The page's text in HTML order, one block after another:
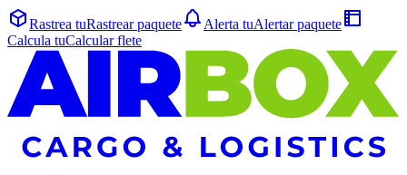
Rastrea tuRastrearpaquete Alerta tuAlertarpaquete
Calcula tuCalcularflete